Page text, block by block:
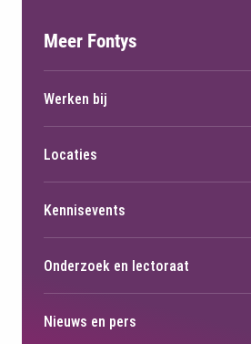
Meer Fontys
Werken bij
Locaties
Kennisevents
Onderzoek en lectoraat
Nieuws en pers